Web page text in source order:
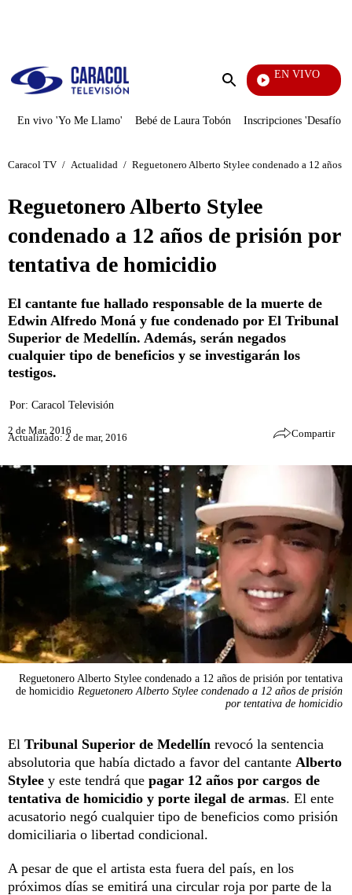
Enviar
EN VIVO
Ciudad Lejana
En vivo 'Yo Me Llamo' Bebé de Laura Tobón Inscripciones 'Desafío'
Caracol TV / Actualidad / Reguetonero Alberto Stylee condenado a 12 años
Reguetonero Alberto Stylee
condenado a 12 años de prisión por
tentativa de homicidio
El cantante fue hallado responsable de la muerte de
Edwin Alfredo Moná y fue condenado por El Tribunal
Superior de Medellín. Además, serán negados
cualquier tipo de beneficios y se investigarán los
testigos.
Por: Caracol Televisión
2 de Mar, 2016
Actualizado: 2 de mar, 2016 Compartir
Reguetonero Alberto Stylee condenado a 12 años de prisión por tentativa
de homicidio Reguetonero Alberto Stylee condenado a 12 años de prisión
por tentativa de homicidio
El Tribunal Superior de Medellín revocó la sentencia
absolutoria que había dictado a favor del cantante Alberto
Stylee y este tendrá que pagar 12 años por cargos de
tentativa de homicidio y porte ilegal de armas. El ente
acusatorio negó cualquier tipo de beneficios como prisión
domiciliaria o libertad condicional.
A pesar de que el artista esta fuera del país, en los
próximos días se emitirá una circular roja por parte de la